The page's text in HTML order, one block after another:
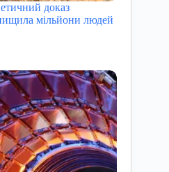
доказ
мільйони людей